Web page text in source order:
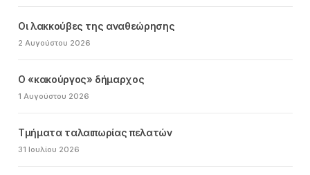
Οι λακκούβες της αναθεώρησης
2 Αυγούστου 2026
Ο «κακούργος» δήμαρχος
1 Αυγούστου 2026
Τμήματα ταλαιπωρίας πελατών
31 Ιουλίου 2026